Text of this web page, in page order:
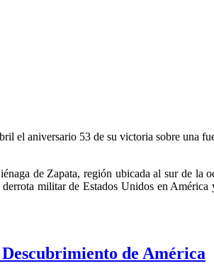
el aniversario 53 de su victoria sobre una
de Zapata, región ubicada al sur de la
militar de Estados Unidos en
de América